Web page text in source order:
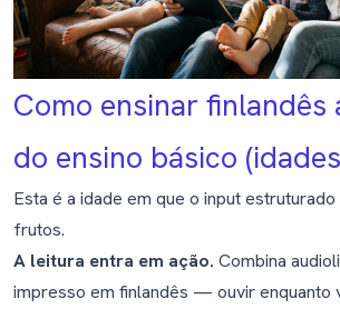
Como ensinar finlandês
do ensino básico
Esta é a idade em que o input
frutos.
A leitura entra em ação. Combina
impresso em finlandês — ouvir enquanto